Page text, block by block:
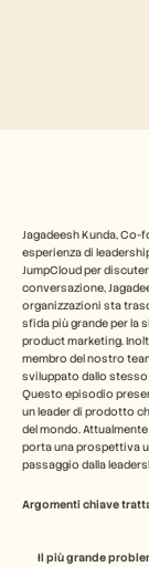
Jagadeesh Kunda,
esperienza di
JumpCloud per
conversazione,
organizzazioni sta
sfida più grande per la
product marketing.
membro del nostro
sviluppato dallo stesso
Questo episodio
un leader di prodotto
del mondo.
porta una prospettiva
passaggio dalla
Argomenti chiave
Il più grande
Storie dei clienti
Centro
Prezzi
Formazione
See more